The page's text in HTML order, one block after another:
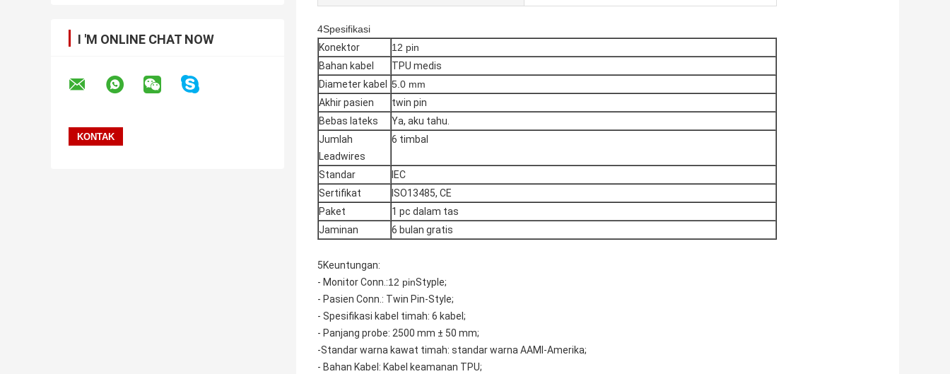
I 'M ONLINE CHAT NOW
4Spesifikasi
Konektor
12 pin
Bahan kabel
TPU medis
Diameter kabel
5.0 mm
Akhir pasien
twin pin
Bebas lateks
Ya, aku tahu.
Jumlah
Leadwires
6 timbal
Standar
IEC
Sertifikat
ISO13485, CE
Paket
1 pc dalam tas
Jaminan
6 bulan gratis
5Keuntungan:
- Monitor Conn.:12 pinStyple;
- Pasien Conn.: Twin Pin-Style;
- Spesifikasi kabel timah: 6 kabel;
- Panjang probe: 2500 mm ± 50 mm;
-Standar warna kawat timah: standar warna AAMI-Amerika;
- Bahan Kabel: Kabel keamanan TPU;